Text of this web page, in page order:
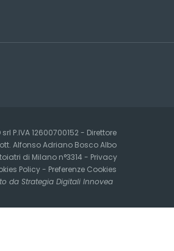
srl P.IVA 12600700152 - Direttore
Alfonso Adriano Bosco Albo
di Milano n°3314 - Privacy
Policy- Preferenze Cookies
da Strategia Digitali Innovea